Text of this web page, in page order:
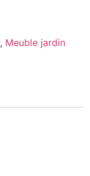
, Meuble jardin